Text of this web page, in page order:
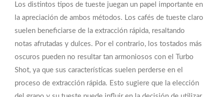
Los distintos tipos de tueste juegan un papel importante en
la apreciación de ambos métodos. Los cafés de tueste claro
suelen beneficiarse de la extracción rápida, resaltando
notas afrutadas y dulces. Por el contrario, los tostados más
oscuros pueden no resultar tan armoniosos con el Turbo
Shot, ya que sus características suelen perderse en el
proceso de extracción rápida. Esto sugiere que la elección